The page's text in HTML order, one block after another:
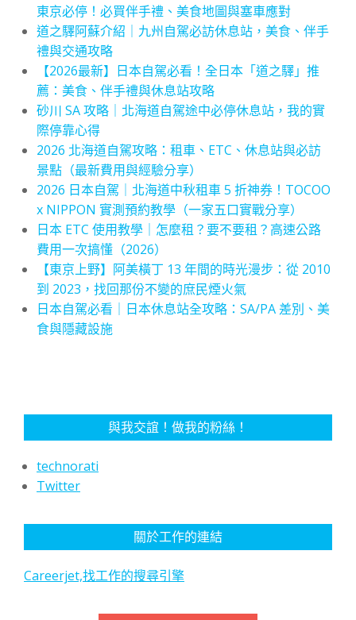
東京必停！必買伴手禮、美食地圖與塞車應對
道之驛阿蘇介紹｜九州自駕必訪休息站，美食、伴手
禮與交通攻略
【2026最新】日本自駕必看！全日本「道之驛」推
薦：美食、伴手禮與休息站攻略
砂川 SA 攻略｜北海道自駕途中必停休息站，我的實
際停靠心得
2026 北海道自駕攻略：租車、ETC、休息站與必訪
景點（最新費用與經驗分享）
2026 日本自駕｜北海道中秋租車 5 折神券！TOCOO
x NIPPON 實測預約教學（一家五口實戰分享）
日本 ETC 使用教學｜怎麼租？要不要租？高速公路
費用一次搞懂（2026）
【東京上野】阿美橫丁 13 年間的時光漫步：從 2010
到 2023，找回那份不變的庶民煙火氣
日本自駕必看｜日本休息站全攻略：SA/PA 差別、美
食與隱藏設施
與我交誼！做我的粉絲！
technorati
Twitter
關於工作的連結
Careerjet,找工作的搜尋引擎